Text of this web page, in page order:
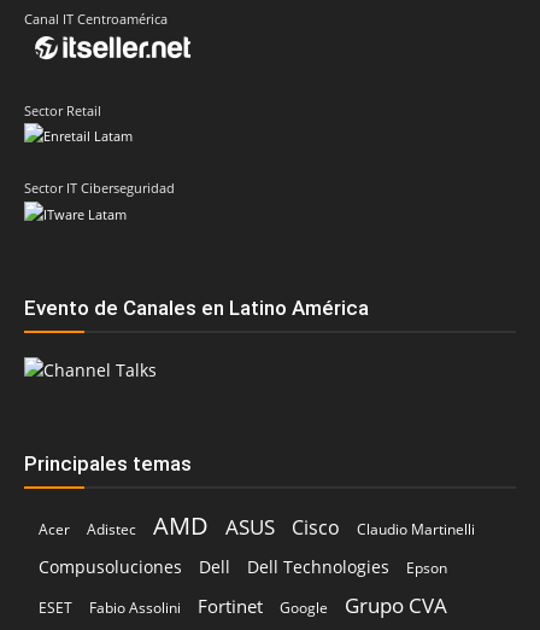
Canal IT Centroamérica
Sector Retail
Sector IT Ciberseguridad
Evento de Canales en Latino América
Principales temas
Acer Adistec AMD ASUS Cisco Claudio Martinelli
Compusoluciones Dell Dell Technologies
Epson
ESET
Fabio Assolini Fortinet Google Grupo CVA